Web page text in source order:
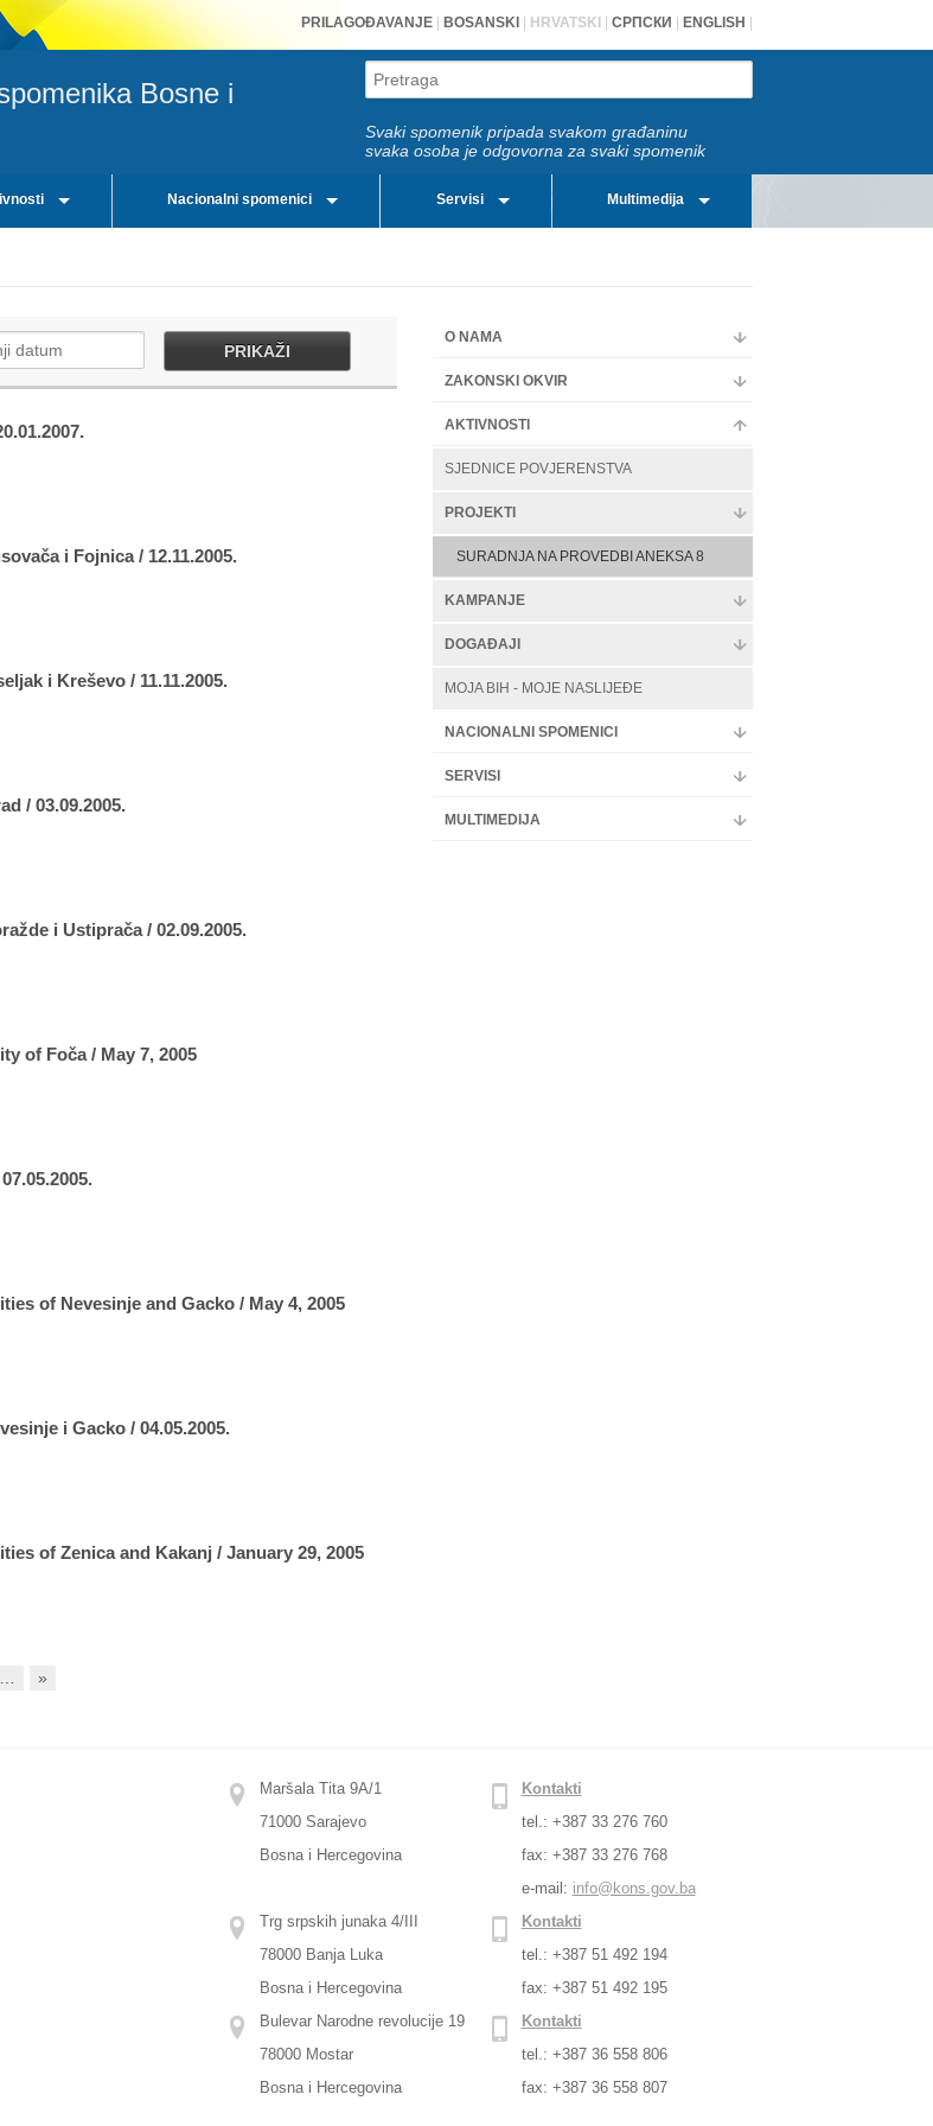
PRILAGOĐAVANJE BOSANSKI HRVATSKI СРПСКИ ENGLISH
Bosne i
Svaki spomenik pripada svakom građaninu
svaka osoba je odgovorna za svaki spomenik
Nacionalni spomenici Servisi Multimedija
PRIKAŽI
i Fojnica / 12.11.2005.
i Kreševo / 11.11.2005.
/ 03.09.2005.
i Ustiprača / 02.09.2005.
of Foča / May 7, 2005
of Nevesinje and Gacko / May 4, 2005
i Gacko / 04.05.2005.
of Zenica and Kakanj / January 29, 2005
»
O NAMA
ZAKONSKI OKVIR
AKTIVNOSTI
SJEDNICE POVJERENSTVA
PROJEKTI
SURADNJA NA PROVEDBI ANEKSA 8
KAMPANJE
DOGAĐAJI
MOJA BIH - MOJE NASLIJEĐE
NACIONALNI SPOMENICI
SERVISI
MULTIMEDIJA
Maršala Tita 9A/1
71000 Sarajevo
Bosna i Hercegovina
Kontakti
tel.: +387 33 276 760
fax: +387 33 276 768
e-mail: info@kons.gov.ba
Trg srpskih junaka 4/III
78000 Banja Luka
Bosna i Hercegovina
Kontakti
tel.: +387 51 492 194
fax: +387 51 492 195
Bulevar Narodne revolucije 19
78000 Mostar
Bosna i Hercegovina
Kontakti
tel.: +387 36 558 806
fax: +387 36 558 807